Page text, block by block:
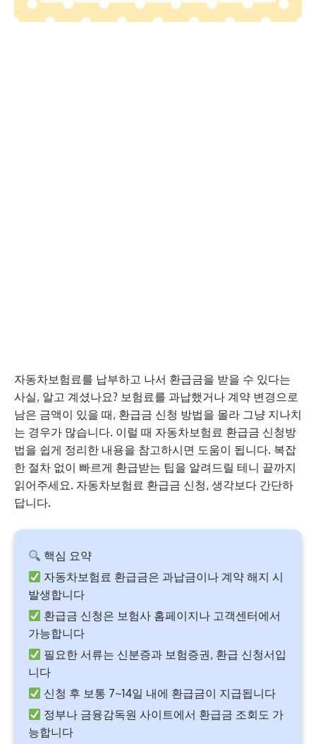
자동차보험료를 납부하고 나서 환급금을 받을 수 있다는
사실, 알고 계셨나요? 보험료를 과납했거나 계약 변경으로
남은 금액이 있을 때, 환급금 신청 방법을 몰라 그냥 지나치
는 경우가 많습니다. 이럴 때 자동차보험료 환급금 신청방
법을 쉽게 정리한 내용을 참고하시면 도움이 됩니다. 복잡
한 절차 없이 빠르게 환급받는 팁을 알려드릴 테니 끝까지
읽어주세요. 자동차보험료 환급금 신청, 생각보다 간단하
답니다.
핵심 요약
자동차보험료 환급금은 과납금이나 계약 해지 시
발생합니다
환급금 신청은 보험사 홈페이지나 고객센터에서
가능합니다
필요한 서류는 신분증과 보험증권, 환급 신청서입
니다
신청 후 보통 7~14일 내에 환급금이 지급됩니다
정부나 금융감독원 사이트에서 환급금 조회도 가
능합니다